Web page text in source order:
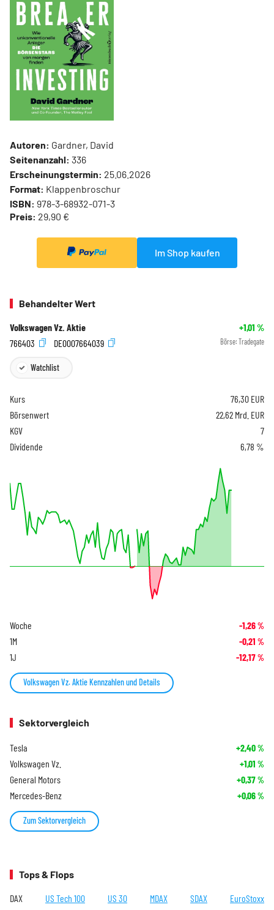
Autoren: Gardner, David
Seitenanzahl: 336
Erscheinungstermin: 25.06.2026
Format: Klappenbroschur
ISBN: 978-3-68932-071-3
Preis: 29,90 €
Im Shop kaufen
Behandelter Wert
Volkswagen Vz. Aktie +1,01 %
766403
DE0007664039 Börse: Tradegate
Watchlist
Kurs 76,30 EUR
Börsenwert
22,62 Mrd. EUR
KGV
7
Dividende
6,78 %
Woche -1,26%
1M -0,21 %
1J -12,17%
Volkswagen Vz. Aktie Kennzahlen und Details
Sektorvergleich
Tesla +2,40%
Volkswagen Vz. +1,01 %
General Motors +0,37%
Mercedes-Benz +0,06%
Zum Sektorvergleich
Tops & Flops
DAX US Tech 100 US 30 MDAX SDAX EuroStoxx